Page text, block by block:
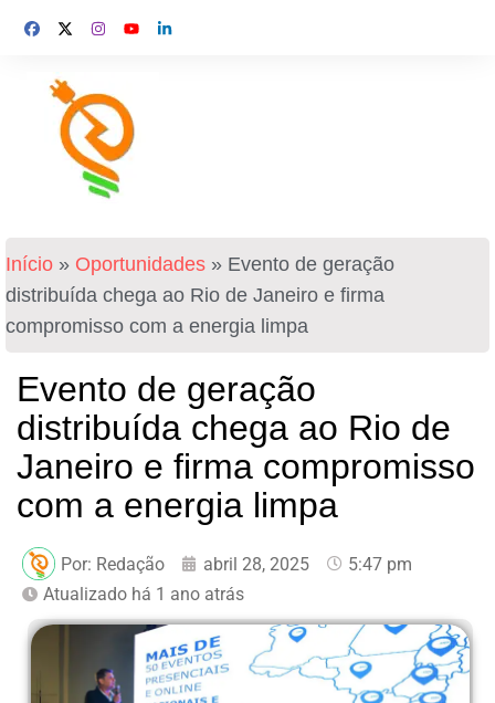
Início » Oportunidades » Evento de geração
distribuída chega ao Rio de Janeiro e firma
compromisso com a energia limpa
Evento de geração
distribuída chega ao Rio de
Janeiro e firma compromisso
com a energia limpa
Por: Redação abril 28, 2025
5:47 pm
Atualizado há 1 ano atrás